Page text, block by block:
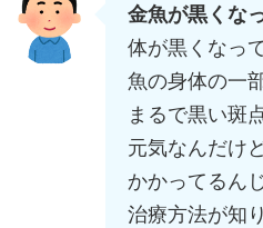
金魚が黒くな
体が黒くなっ
魚の身体の一
まるで黒い斑
元気なんだけ
かかってるん
治療方法が知